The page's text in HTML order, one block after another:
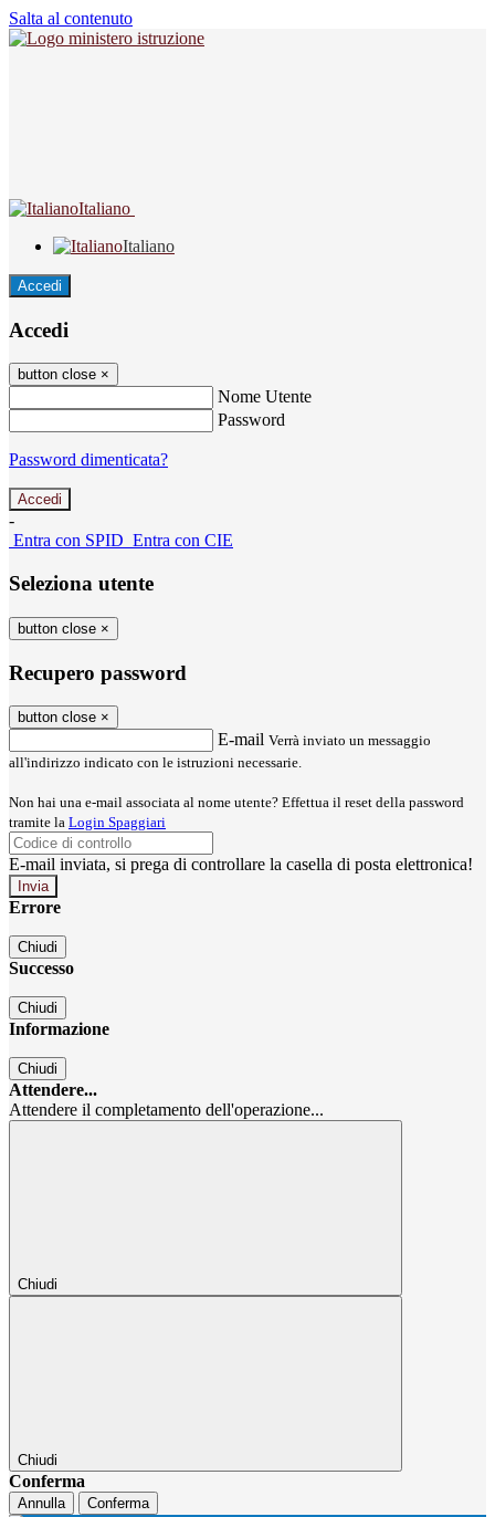
Salta al contenuto
Italiano
Italiano
Accedi
Accedi
button close ×
Nome Utente
Password
Password dimenticata?
-
Entra con SPID Entra con CIE
Seleziona utente
button close ×
Recupero password
button close ×
E-mail Verrà inviato un messaggio
all'indirizzo indicato con le istruzioni necessarie.
Non hai una e-mail associata al nome utente? Effettua il reset della password
tramite la Login Spaggiari
E-mail inviata, si prega di controllare la casella di posta elettronica!
Errore
Chiudi
Successo
Chiudi
Informazione
Chiudi
Attendere...
Attendere il completamento dell'operazione...
Chiudi
Chiudi
Conferma
Annulla Conferma